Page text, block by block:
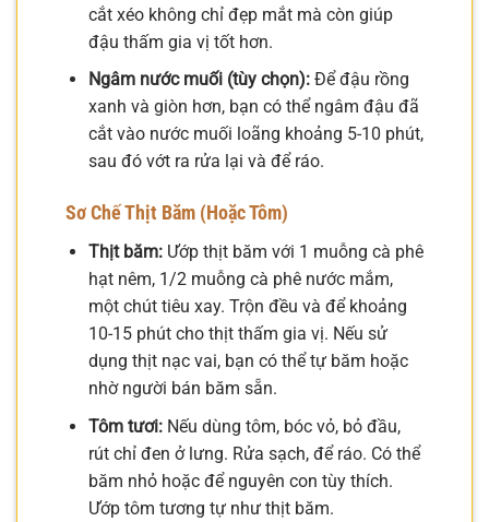
cắt xéo không chỉ đẹp mắt mà còn giúp
đậu thấm gia vị tốt hơn.
Ngâm nước muối (tùy chọn):Để đậu rồng
xanh và giòn hơn, bạn có thể ngâm đậu đã
cắt vào nước muối loãng khoảng 5-10 phút,
sau đó vớt ra rửa lại và để ráo.
Sơ Chế Thịt Băm (Hoặc Tôm)
Thịt băm:Ướp thịt băm với 1 muỗng cà phê
hạt nêm, 1/2 muỗng cà phê nước mắm,
một chút tiêu xay. Trộn đều và để khoảng
10-15 phút cho thịt thấm gia vị. Nếu sử
dụng thịt nạc vai, bạn có thể tự băm hoặc
nhờ người bán băm sẵn.
Tôm tươi:Nếu dùng tôm, bóc vỏ, bỏ đầu,
rút chỉ đen ở lưng. Rửa sạch, để ráo. Có thể
băm nhỏ hoặc để nguyên con tùy thích.
Ướp tôm tương tự như thịt băm.